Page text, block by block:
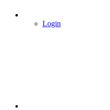
Login